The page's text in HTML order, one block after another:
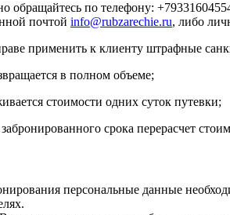
обращайтесь по телефону:
почтой info@rubzarechie.ru, либо
применить к клиенту штрафные
в полном объеме;
стоимости одних суток путевки;
срока перерасчет
персональные данные